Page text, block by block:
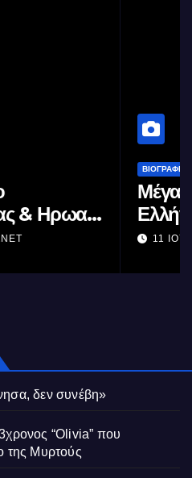
Ο μέγιστος των
δεν συνέβη»
“Olivia” που
της Μυρτούς